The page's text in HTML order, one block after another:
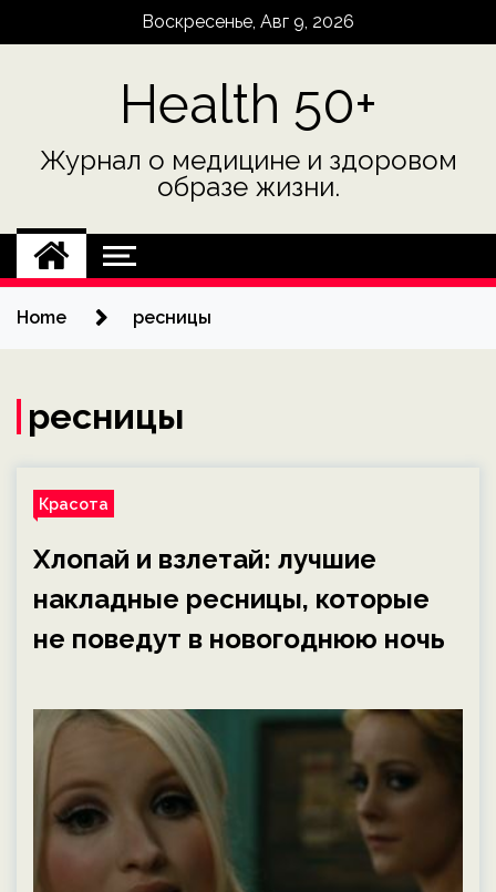
Воскресенье, Авг 9, 2026
Health 50+
Журнал о медицине и здоровом
образе жизни.
Home ресницы
ресницы
Красота
Хлопай и взлетай: лучшие
накладные ресницы, которые
не поведут в новогоднюю ночь